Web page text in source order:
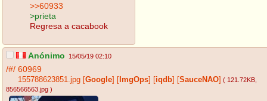
>>60933
>prieta
Regresa a cacabook
Anónimo 15/05/19 02:10
/#/ 60969
155788623851.jpg Google ImgOps iqdb SauceNAO ( 121.72KB
856566563.jpg )